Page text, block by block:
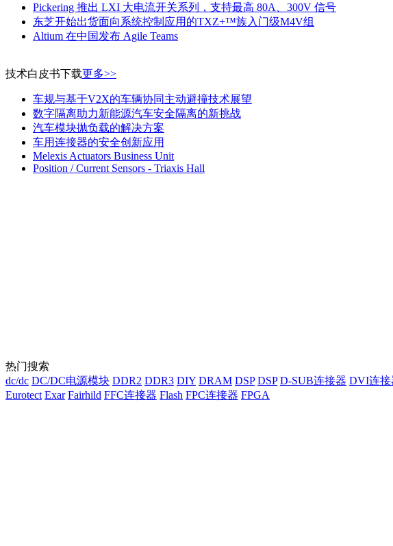
Pickering 推出 LXI 大电流开关系列，支持最高 80A、300V 信号
东芝开始出货面向系统控制应用的TXZ+™族入门级M4V组
Altium 在中国发布 Agile Teams
技术白皮书下载更多>>
车规与基于V2X的车辆协同主动避撞技术展望
数字隔离助力新能源汽车安全隔离的新挑战
汽车模块抛负载的解决方案
车用连接器的安全创新应用
Melexis Actuators Business Unit
Position / Current Sensors - Triaxis Hall
热门搜索
dc/dc DC/DC电源模块 DDR2 DDR3 DIY DRAM DSP DSP D-SUB连接器 DVI连接
Eurotect Exar Fairhild FFC连接器 Flash FPC连接器 FPGA